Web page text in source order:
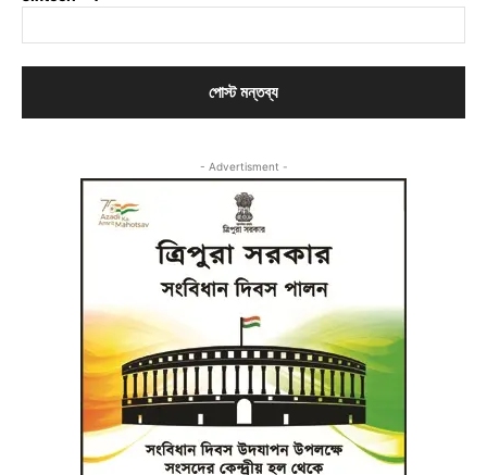
- Advertisment -